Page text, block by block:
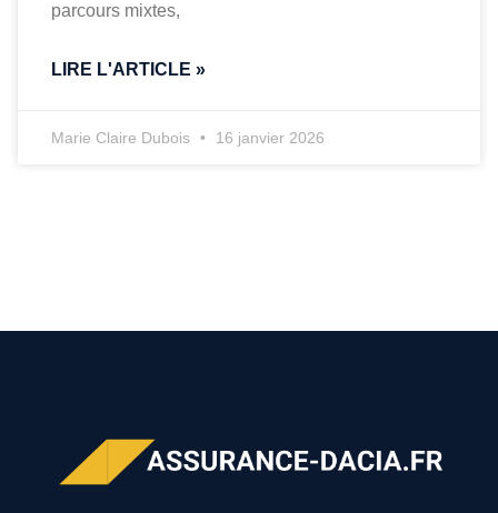
parcours mixtes,
LIRE L'ARTICLE »
Marie Claire Dubois 16 janvier 2026